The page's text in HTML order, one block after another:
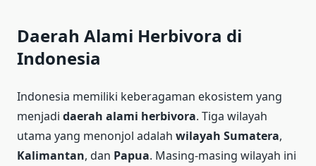
Daerah Alami Herbivora di
Indonesia
Indonesia memiliki keberagaman ekosistem yang
menjadi daerah alami herbivora. Tiga wilayah
utama yang menonjol adalah wilayah Sumatera,
Kalimantan, dan Papua. Masing-masing wilayah ini